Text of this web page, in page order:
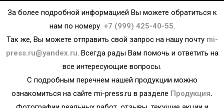
За более подробной информацией Вы можете обратиться к
нам по номеру +7 (999) 425-40-55.
Так же, Вы можете отправить свой запрос на нашу почту mi-
press.ru@yandex.ru. Всегда рады Вам помочь и ответить на
все интересующие вопросы.
С подробным перечнем нашей продукции можно
ознакомиться на сайте mi-press.ru в разделе Продукция.